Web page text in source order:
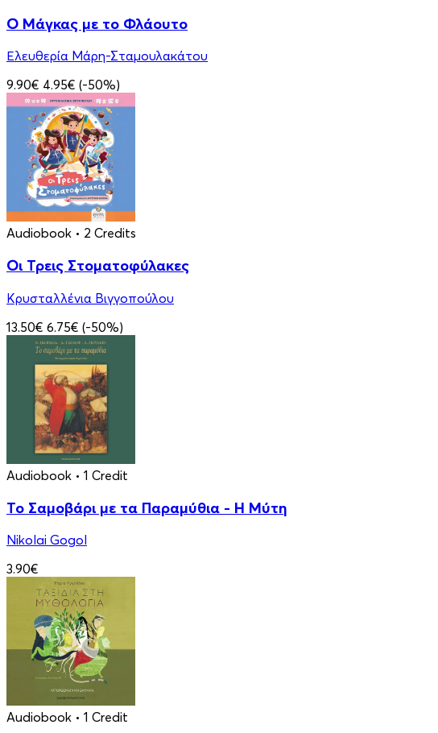
Ο Μάγκας με το Φλάουτο
Ελευθερία Μάρη-Σταμουλακάτου
9.90€ 4.95€ (-50%)
Audiobook • 2 Credits
Οι Τρεις Στοματοφύλακες
Κρυσταλλένια Βιγγοπούλου
13.50€ 6.75€ (-50%)
Audiobook • 1 Credit
Το Σαμοβάρι με τα Παραμύθια - Η Μύτη
Nikolai Gogol
3.90€
Audiobook • 1 Credit